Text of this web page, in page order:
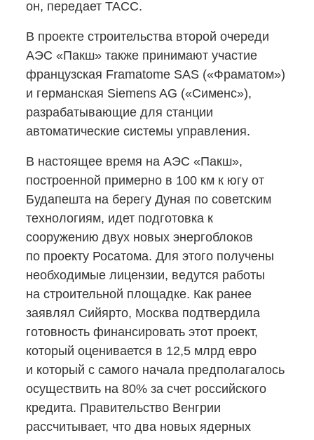
он, передает ТАСС.
В проекте строительства второй очереди
АЭС «Пакш» также принимают участие
французская Framatome SAS («Фраматом»)
и германская Siemens AG («Сименс»),
разрабатывающие для станции
автоматические системы управления.
В настоящее время на АЭС «Пакш»,
построенной примерно в 100 км к югу от
Будапешта на берегу Дуная по советским
технологиям, идет подготовка к
сооружению двух новых энергоблоков
по проекту Росатома. Для этого получены
необходимые лицензии, ведутся работы
на строительной площадке. Как ранее
заявлял Сийярто, Москва подтвердила
готовность финансировать этот проект,
который оценивается в 12,5 млрд евро
и который с самого начала предполагалось
осуществить на 80% за счет российского
кредита. Правительство Венгрии
рассчитывает, что два новых ядерных